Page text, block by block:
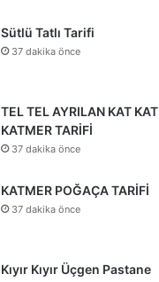
Sütlü Tatlı Tarifi
37 dakika önce
TEL TEL AYRILAN KAT KAT
KATMER TARİFİ
37 dakika önce
KATMER POĞAÇA TARİFİ
37 dakika önce
Kıyır Kıyır Üçgen Pastane